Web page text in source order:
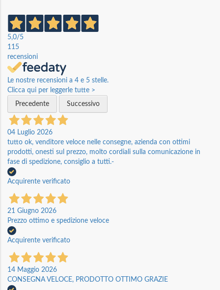
5,0/5
115
recensioni
Le nostre recensioni a 4 e 5 stelle.
Clicca qui per leggerle tutte >
Precedente
Successivo
04 Luglio 2026
tutto ok, venditore veloce nelle consegne, azienda con ottimi
prodotti, onesti sul prezzo, molto cordiali sulla comunicazione in
fase di spedizione, consiglio a tutti.-
Acquirente verificato
21 Giugno 2026
Prezzo ottimo e spedizione veloce
Acquirente verificato
14 Maggio 2026
CONSEGNA VELOCE, PRODOTTO OTTIMO GRAZIE